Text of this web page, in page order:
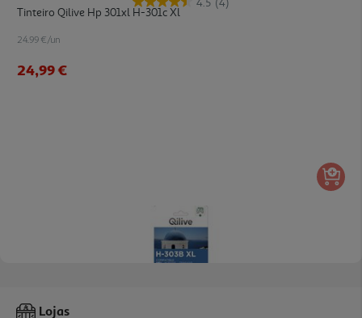
Tinteiro Qilive Hp 301xl H-301c Xl
24.99 €/un
24,99 €
Tinteiro Compativel Qilive Hp-303 Xl B 31096 Bk 20ml
Lojas